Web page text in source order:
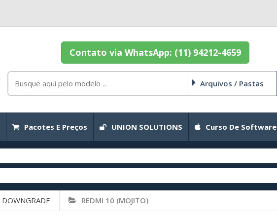
Contato via WhatsApp: (11) 94212-4659
Arquivos / Pastas
Pacotes E Preços UNION SOLUTIONS Curso De Software
DOWNGRADE REDMI 10 (MOJITO)